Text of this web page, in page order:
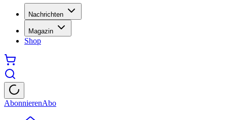
Nachrichten
Magazin
Shop
AbonnierenAbo